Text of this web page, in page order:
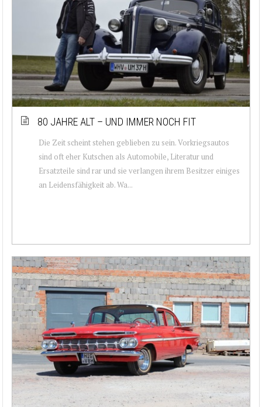
80 JAHRE ALT – UND IMMER NOCH FIT
Die Zeit scheint stehen geblieben zu sein. Vorkriegsautos
sind oft eher Kutschen als Automobile, Literatur und
Ersatzteile sind rar und sie verlangen ihrem Besitzer einiges
an Leidensfähigkeit ab. Wa...